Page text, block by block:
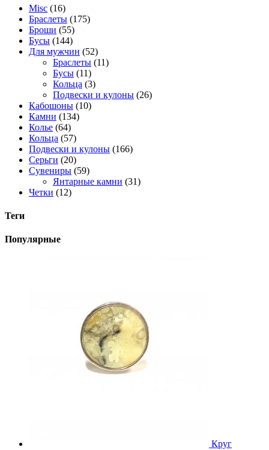
Misc (16)
Браслеты (175)
Броши (55)
Бусы (144)
Для мужчин (52)
Браслеты (11)
Бусы (11)
Кольца (3)
Подвески и кулоны (26)
Кабошоны (10)
Камни (134)
Колье (64)
Кольца (57)
Подвески и кулоны (166)
Серьги (20)
Сувениры (59)
Янтарные камни (31)
Четки (12)
Теги
Популярные
Круг